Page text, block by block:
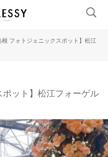
根 フォトジェニックスポット】松江
ポット】松江フォーゲル